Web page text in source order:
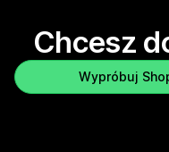
Chcesz
Wypróbuj